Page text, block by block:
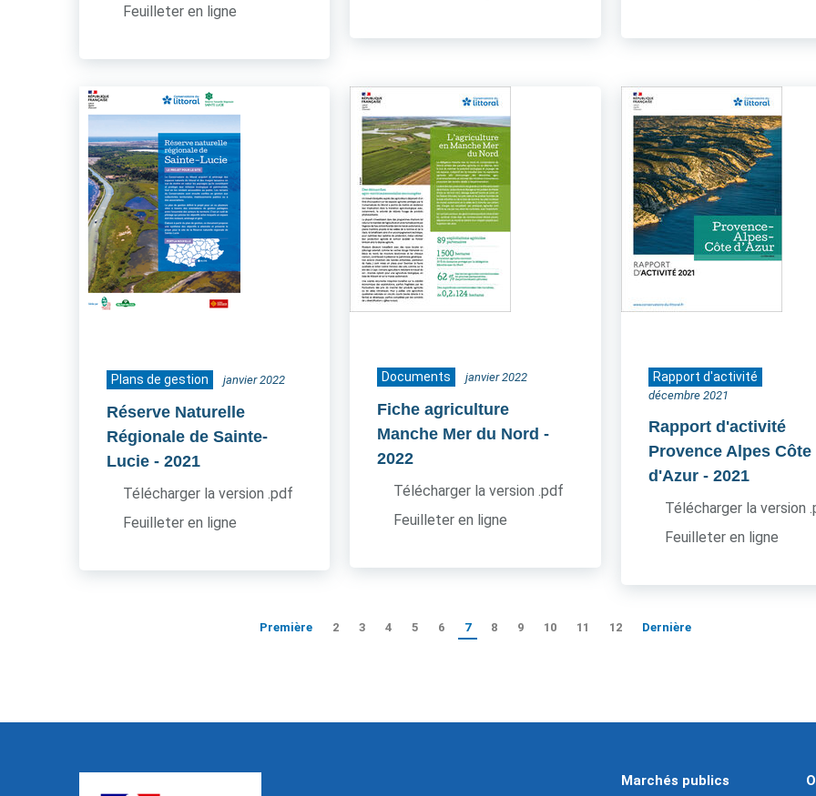
Feuilleter en ligne
Plans de gestion janvier 2022
Réserve Naturelle
Régionale de Sainte-
Lucie - 2021
Télécharger la version .pdf
Feuilleter en ligne
Documents janvier 2022
Fiche agriculture
Manche Mer du Nord -
2022
Télécharger la version .pdf
Feuilleter en ligne
Rapport d'activité
décembre 2021
Rapport d'activité
Provence Alpes Côte
d'Azur - 2021
Télécharger la version
Feuilleter en ligne
Première 2 3 4 5 6 7 8 9 10 11 12 Dernière
Marchés publics